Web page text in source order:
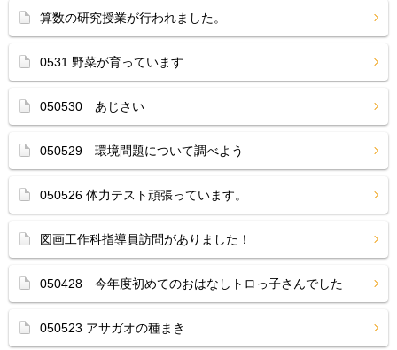
算数の研究授業が行われました。
0531 野菜が育っています
050530 あじさい
050529 環境問題について調べよう
050526 体力テスト頑張っています。
図画工作科指導員訪問がありました！
050428 今年度初めてのおはなしトロっ子さんでした
050523 アサガオの種まき